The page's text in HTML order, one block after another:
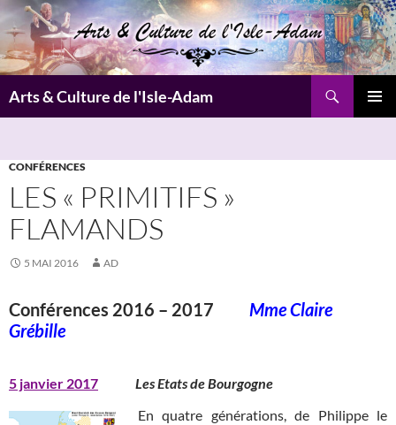
Aller
au
contenu
Arts & Culture de l'Isle-Adam
CONFÉRENCES
LES « PRIMITIFS »
FLAMANDS
5 MAI 2016 AD
Conférences 2016 – 2017 Mme Claire
Grébille
5 janvier 2017
Les Etats de Bourgogne
En quatre générations, de Philippe le